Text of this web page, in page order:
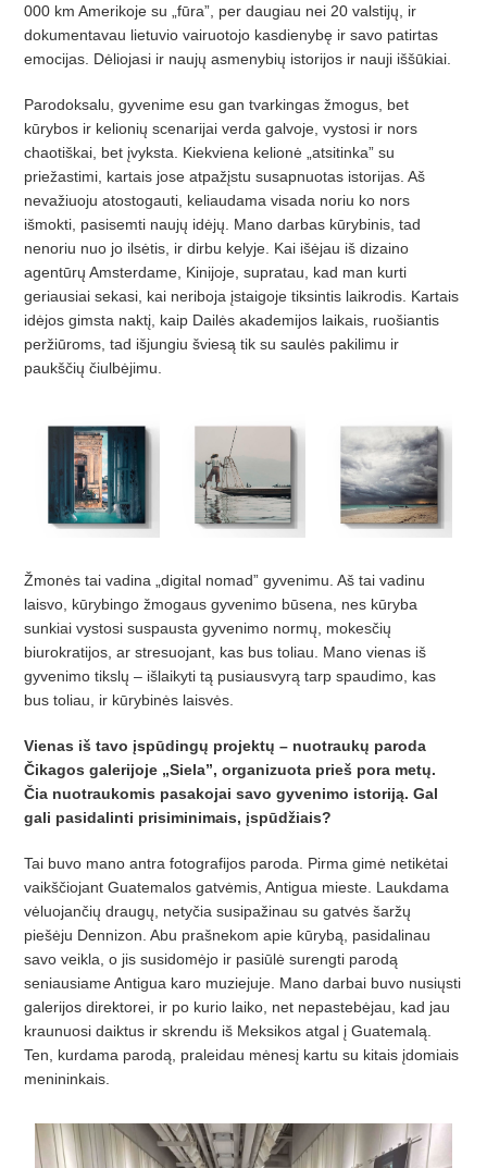
000 km Amerikoje su „fūra”, per daugiau nei 20 valstijų, ir
dokumentavau lietuvio vairuotojo kasdienybę ir savo patirtas
emocijas. Dėliojasi ir naujų asmenybių istorijos ir nauji iššūkiai.
Parodoksalu, gyvenime esu gan tvarkingas žmogus, bet
kūrybos ir kelionių scenarijai verda galvoje, vystosi ir nors
chaotiškai, bet įvyksta. Kiekviena kelionė „atsitinka” su
priežastimi, kartais jose atpažįstu susapnuotas istorijas. Aš
nevažiuoju atostogauti, keliaudama visada noriu ko nors
išmokti, pasisemti naujų idėjų. Mano darbas kūrybinis, tad
nenoriu nuo jo ilsėtis, ir dirbu kelyje. Kai išėjau iš dizaino
agentūrų Amsterdame, Kinijoje, supratau, kad man kurti
geriausiai sekasi, kai neriboja įstaigoje tiksintis laikrodis. Kartais
idėjos gimsta naktį, kaip Dailės akademijos laikais, ruošiantis
peržiūroms, tad išjungiu šviesą tik su saulės pakilimu ir
paukščių čiulbėjimu.
Žmonės tai vadina „digital nomad” gyvenimu. Aš tai vadinu
laisvo, kūrybingo žmogaus gyvenimo būsena, nes kūryba
sunkiai vystosi suspausta gyvenimo normų, mokesčių
biurokratijos, ar stresuojant, kas bus toliau. Mano vienas iš
gyvenimo tikslų – išlaikyti tą pusiausvyrą tarp spaudimo, kas
bus toliau, ir kūrybinės laisvės.
Vienas iš tavo įspūdingų projektų – nuotraukų paroda
Čikagos galerijoje „Siela”, organizuota prieš pora metų.
Čia nuotraukomis pasakojai savo gyvenimo istoriją. Gal
gali pasidalinti prisiminimais, įspūdžiais?
Tai buvo mano antra fotografijos paroda. Pirma gimė netikėtai
vaikščiojant Guatemalos gatvėmis, Antigua mieste. Laukdama
vėluojančių draugų, netyčia susipažinau su gatvės šaržų
piešėju Dennizon. Abu prašnekom apie kūrybą, pasidalinau
savo veikla, o jis susidomėjo ir pasiūlė surengti parodą
seniausiame Antigua karo muziejuje. Mano darbai buvo nusiųsti
galerijos direktorei, ir po kurio laiko, net nepastebėjau, kad jau
kraunuosi daiktus ir skrendu iš Meksikos atgal į Guatemalą.
Ten, kurdama parodą, praleidau mėnesį kartu su kitais įdomiais
menininkais.